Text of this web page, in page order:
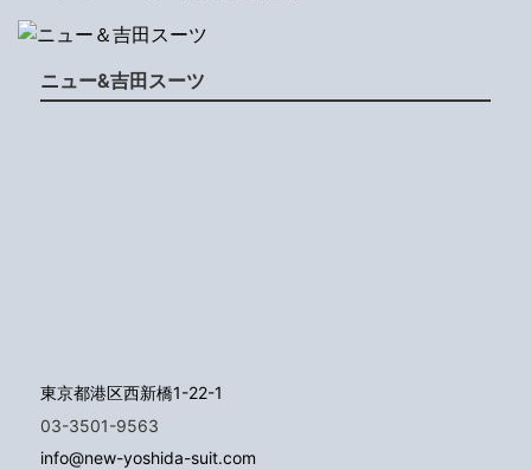
ニュー&吉田スーツ
東京都港区西新橋1-22-1
03-3501-9563
info@new-yoshida-suit.com